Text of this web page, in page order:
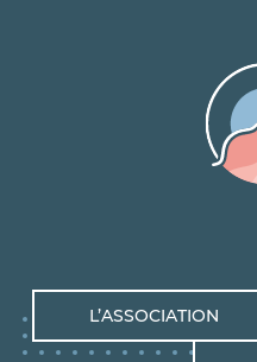
L’ASSOCIATION